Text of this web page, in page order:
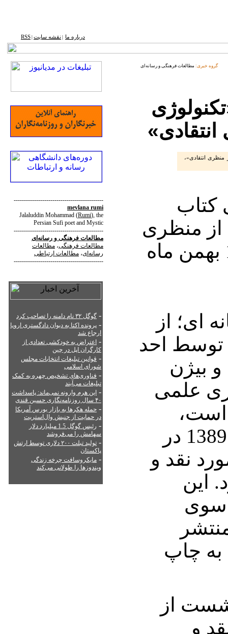
درباره ما نقشه ‌سایت RSS
--------------------------------------------
mevlana rumi
Jalaluddin Mohammad (Rumi), the
Persian Sufi poet and Mystic
--------------------------------------------
مطالعات فرهنگی و رسانه‌ای
مطالعات فرهنگی، مطالعات
رسانه‌ای، مطالعات ارتباطی
--------------------------------------------
- گوگل ۳۲ نام دامنه را تصاحب کرد
- پرونده اکتا به دیوان دادگستری اروپا
ارجاع شد
- اعتراض به خودکشی تعدادی از
کارگران اپل در چین
- قوانین تبلیغات انتخابات مجلس
شورای اسلامی
- فناوری‌های تشخیص چهره به کمک
تبلیغات می‌آیند
- این هرم وارونه نمی‌ماند: پاسداشت
۴۰ سال روزنامه‌نگاری حسین قندی
- حمله هکرها به بازار بورس آمریکا
در حمایت از جنبش وال‌استریت
-
رئیس گوگل 1.5 میلیارد دلار
سهامش را می‌فروشد
-
تولید تبلت ۲۰۰ دلاری توسط ارتش
پاکستان
- مایکروسافت چرخه زندگی
ویندوزها را طولانی می‌کند
گروه خبری: مطالعات فرهنگی و رسانه‌ای
انتقادی»،
از منظری
انتقادی»، یک‌شنبه 10 بهمن ماه
ای؛ از
توسط احد
بیژن
علمی
است،
یکشنبه 10 بهمن ماه 1389 در
نقد و
این
سوی
چاپ
از
و